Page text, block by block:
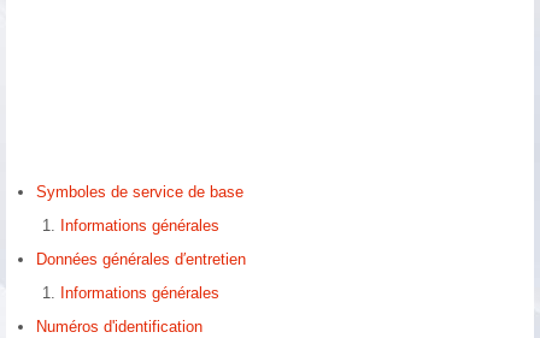
Symboles de service de base
Informations générales
Données générales d′entretien
Informations générales
Numéros d'identification